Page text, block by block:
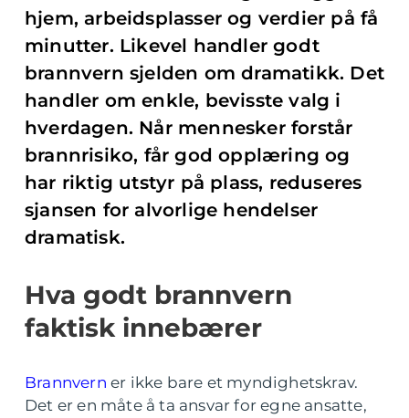
hjem, arbeidsplasser og verdier på få
minutter. Likevel handler godt
brannvern sjelden om dramatikk. Det
handler om enkle, bevisste valg i
hverdagen. Når mennesker forstår
brannrisiko, får god opplæring og
har riktig utstyr på plass, reduseres
sjansen for alvorlige hendelser
dramatisk.
Hva godt brannvern
faktisk innebærer
Brannvern er ikke bare et myndighetskrav.
Det er en måte å ta ansvar for egne ansatte,